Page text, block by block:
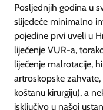
Posljednjih godina u
slijedeće minimalno
pojedine prvi uveli u
liječenje VUR-a,
liječenje malrotacije,
artroskopske
koštanu kirurgiju), a
isključivo u našoj